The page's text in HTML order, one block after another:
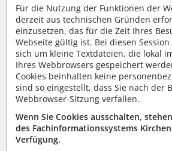
Für die Nutzung der Funktionen der
derzeit aus technischen Gründen
einzusetzen, das für die Zeit Ihres
Webseite gültig ist. Bei diesen
sich um kleine Textdateien, die lokal
Ihres Webbrowsers gespeichert
Cookies beinhalten keine
sind so eingestellt, dass Sie nach der
Webbrowser-Sitzung verfallen.
Wenn Sie Cookies ausschalten,
des Fachinformationssystems
Verfügung.